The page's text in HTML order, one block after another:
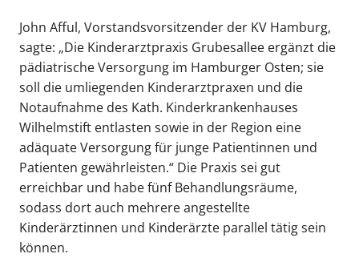
John Afful, Vorstandsvorsitzender der KV Hamburg,
sagte: „Die Kinderarztpraxis Grubesallee ergänzt die
pädiatrische Versorgung im Hamburger Osten; sie
soll die umliegenden Kinderarztpraxen und die
Notaufnahme des Kath. Kinderkrankenhauses
Wilhelmstift entlasten sowie in der Region eine
adäquate Versorgung für junge Patientinnen und
Patienten gewährleisten.“ Die Praxis sei gut
erreichbar und habe fünf Behandlungsräume,
sodass dort auch mehrere angestellte
Kinderärztinnen und Kinderärzte parallel tätig sein
können.